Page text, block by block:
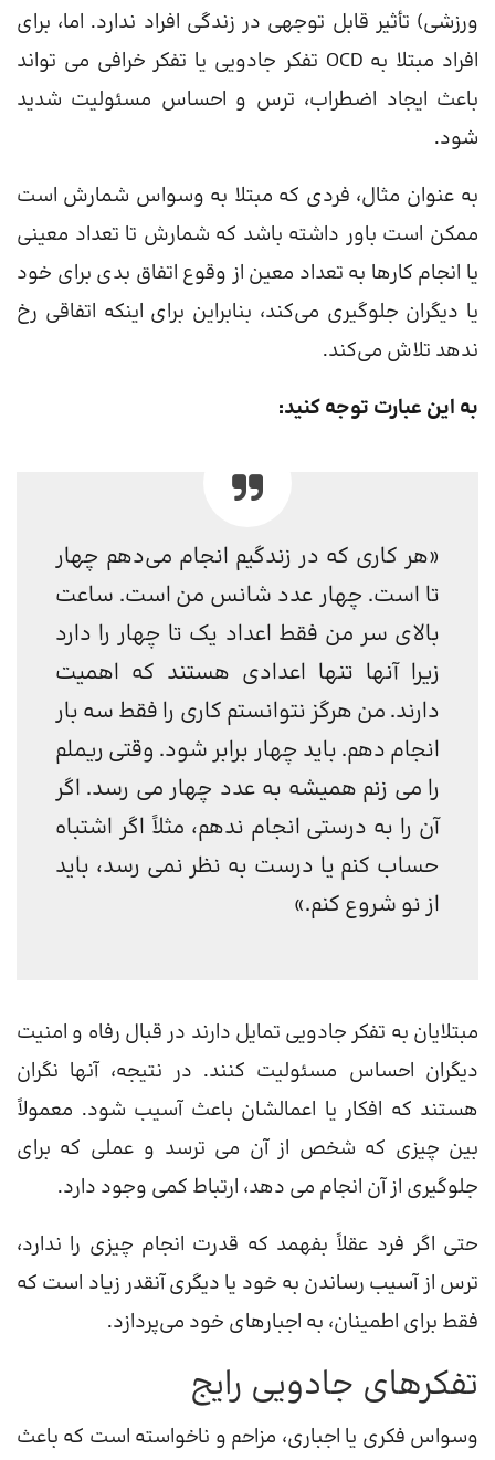
ورزشی) تأثیر قابل توجهی در زندگی افراد ندارد. اما، برای
افراد مبتلا به OCD تفکر جادویی یا تفکر خرافی می تواند
باعث ایجاد اضطراب، ترس و احساس مسئولیت شدید
شود.
به عنوان مثال، فردی که مبتلا به وسواس شمارش است
ممکن است باور داشته باشد که شمارش تا تعداد معینی
یا انجام کارها به تعداد معین از وقوع اتفاق بدی برای خود
یا دیگران جلوگیری می‌کند، بنابراین برای اینکه اتفاقی رخ
ندهد تلاش می‌کند.
به این عبارت توجه کنید:
«هر کاری که در زندگیم انجام می‌دهم چهار
تا است. چهار عدد شانس من است. ساعت
بالای سر من فقط اعداد یک تا چهار را دارد
زیرا آنها تنها اعدادی هستند که اهمیت
دارند. من هرگز نتوانستم کاری را فقط سه بار
انجام دهم. باید چهار برابر شود. وقتی ریملم
را می زنم همیشه به عدد چهار می رسد. اگر
آن را به درستی انجام ندهم، مثلاً اگر اشتباه
حساب کنم یا درست به نظر نمی رسد، باید
از نو شروع کنم.»
مبتلایان به تفکر جادویی تمایل دارند در قبال رفاه و امنیت
دیگران احساس مسئولیت کنند. در نتیجه، آنها نگران
هستند که افکار یا اعمالشان باعث آسیب شود. معمولاً
بین چیزی که شخص از آن می ترسد و عملی که برای
جلوگیری از آن انجام می دهد، ارتباط کمی وجود دارد.
حتی اگر فرد عقلاً بفهمد که قدرت انجام چیزی را ندارد،
ترس از آسیب رساندن به خود یا دیگری آنقدر زیاد است که
فقط برای اطمینان، به اجبارهای خود می‌پردازد.
تفکرهای جادویی رایج
وسواس فکری یا اجباری، مزاحم و ناخواسته است که باعث